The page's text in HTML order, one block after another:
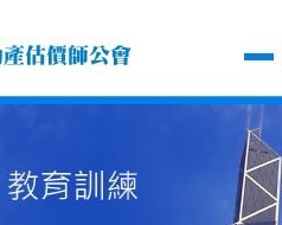
動產估價師公